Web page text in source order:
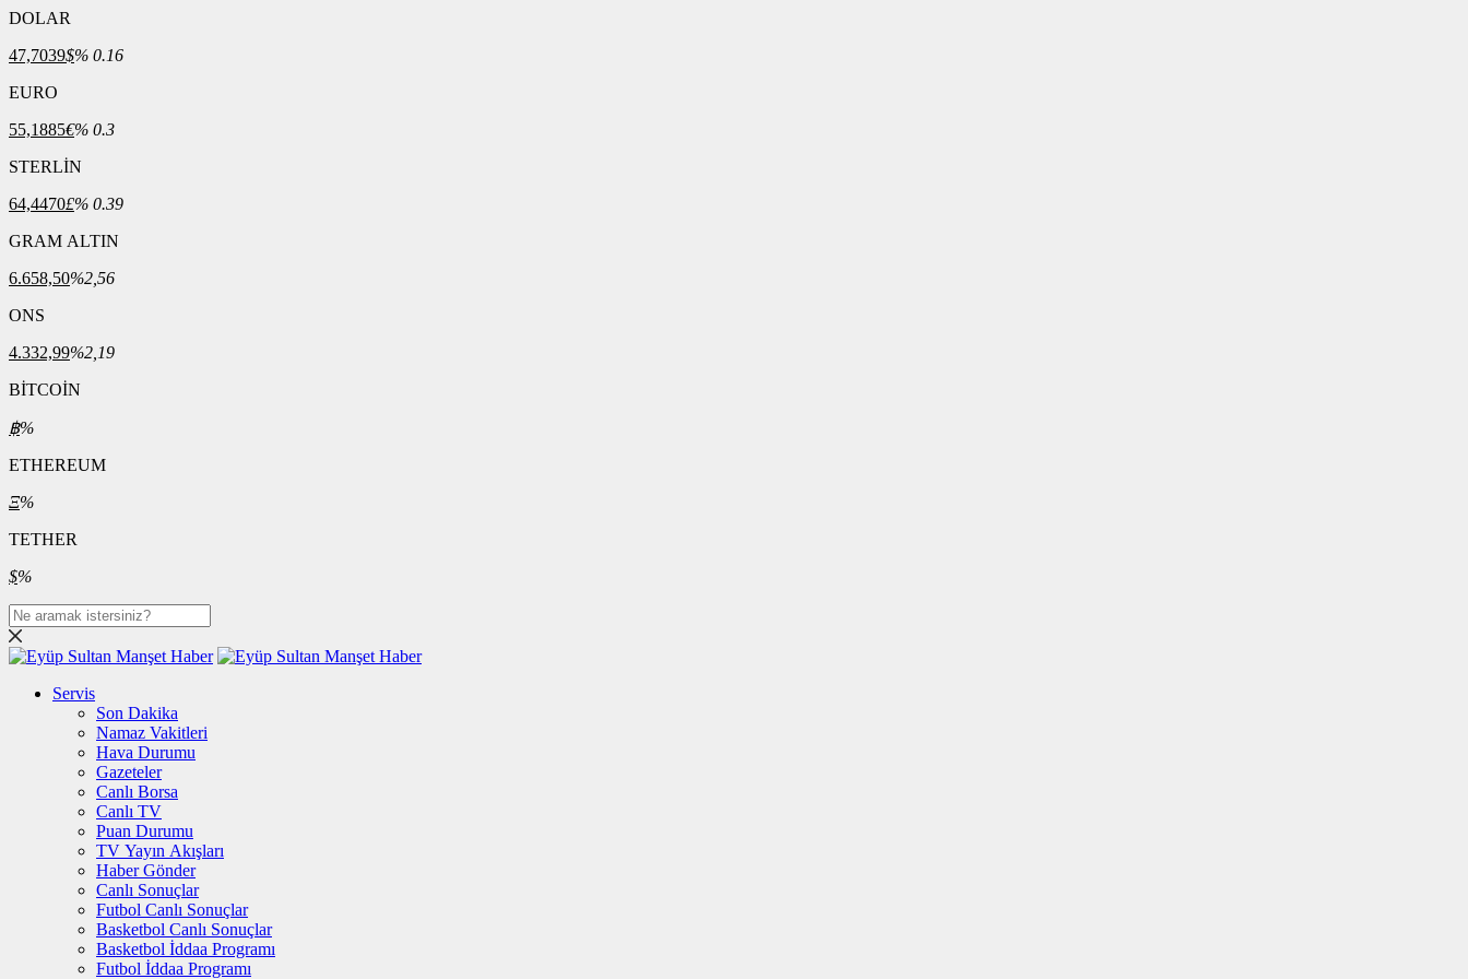
DOLAR
47,7039$% 0.16
EURO
55,1885€% 0.3
STERLİN
64,4470£% 0.39
GRAM ALTIN
6.658,50%2,56
ONS
4.332,99%2,19
BİTCOİN
฿%
ETHEREUM
Ξ%
TETHER
$%
Servis
Son Dakika
Namaz Vakitleri
Hava Durumu
Gazeteler
Canlı Borsa
Canlı TV
Puan Durumu
TV Yayın Akışları
Haber Gönder
Canlı Sonuçlar
Futbol Canlı Sonuçlar
Basketbol Canlı Sonuçlar
Basketbol İddaa Programı
Futbol İddaa Programı